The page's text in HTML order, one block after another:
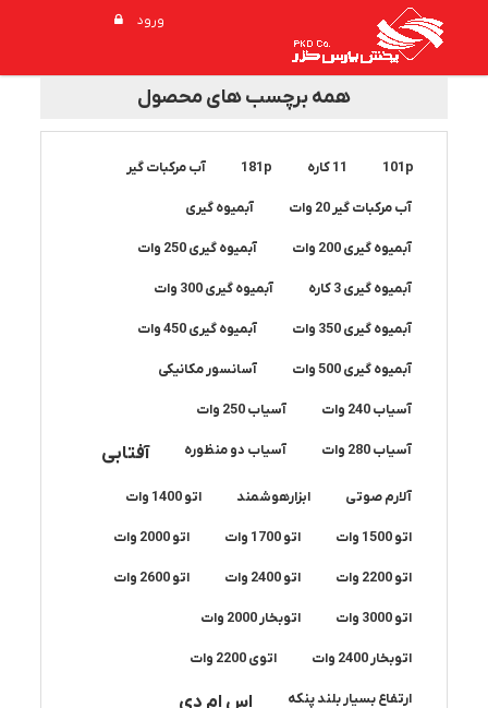
ورود
همه برچسب های محصول
101p 11 کاره 181p آب مرکبات گیر
آب مرکبات گیر 20 وات آبمیوه گیری
آبمیوه گیری 200 وات آبمیوه گیری 250 وات
آبمیوه گیری 3 کاره آبمیوه گیری 300 وات
آبمیوه گیری 350 وات آبمیوه گیری 450 وات
آبمیوه گیری 500 وات آسانسور مکانیکی
آسیاب 240 وات آسیاب 250 وات
آسیاب 280 وات آسیاب دو منظوره آفتابی
آلارم صوتی ابزارهوشمند اتو 1400 وات
اتو 1500 وات اتو 1700 وات اتو 2000 وات
اتو 2200 وات اتو 2400 وات اتو 2600 وات
اتو 3000 وات اتوبخار 2000 وات
اتوبخار 2400 وات اتوی 2200 وات
ارتفاع بسیار بلند پنکه اس ام دی